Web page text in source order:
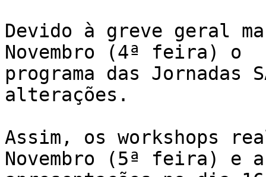
Devido à greve geral
Novembro (4ª feira) o
programa das Jornadas
alterações.
Assim, os workshops
Novembro (5ª feira) e